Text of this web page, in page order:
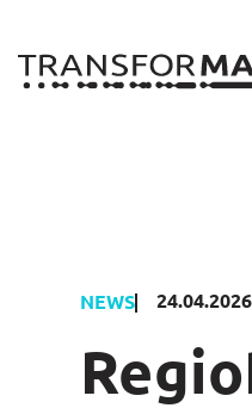
springen
NEWS 24.04.2026